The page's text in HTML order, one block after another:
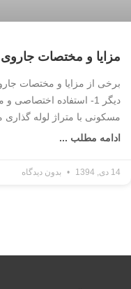
مزایا و مختصات
برخی از مزایا و مختصات
دیگر 1- استفاده
مسکونی با متراژ لوله گذاری
ادامه مطلب ...
14 دی, 1394 بدون دیدگاه